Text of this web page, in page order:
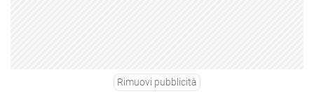
Rimuovi pubblicità